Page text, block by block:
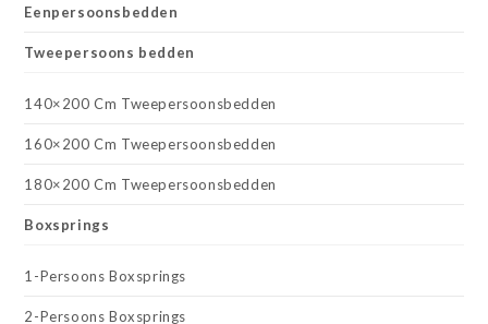
Eenpersoonsbedden
Tweepersoons bedden
140×200 Cm Tweepersoonsbedden
160×200 Cm Tweepersoonsbedden
180×200 Cm Tweepersoonsbedden
Boxsprings
1-Persoons Boxsprings
2-Persoons Boxsprings